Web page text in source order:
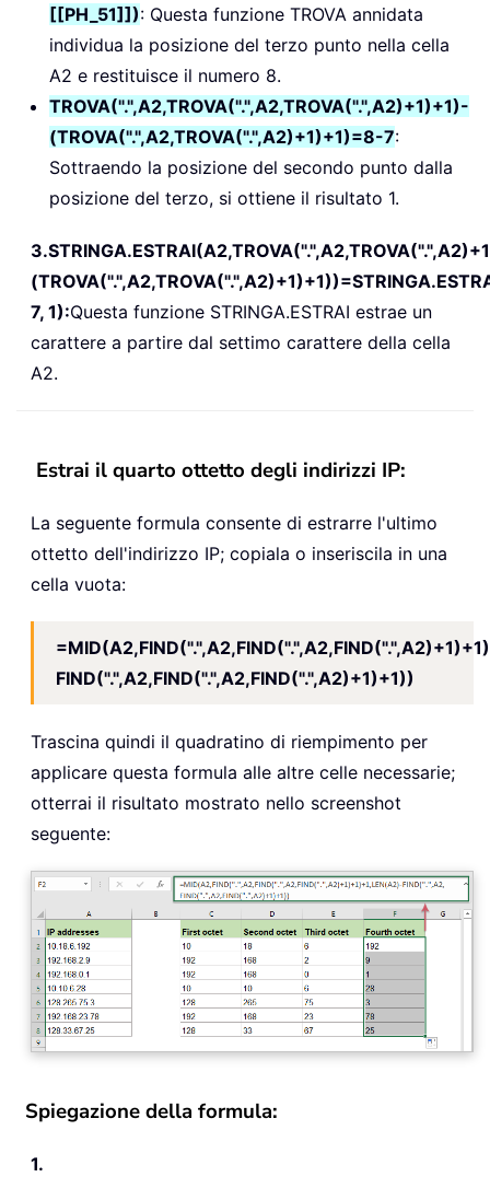
[[PH_51]]): Questa funzione TROVA annidata
individua la posizione del terzo punto nella cella
A2 e restituisce il numero 8.
TROVA(".",A2,TROVA(".",A2,TROVA(".",A2)+1)+1)-
(TROVA(".",A2,TROVA(".",A2)+1)+1)=8-7:
Sottraendo la posizione del secondo punto dalla
posizione del terzo, si ottiene il risultato 1.
7, 1):Questa funzione STRINGA.ESTRAI estrae un
carattere a partire dal settimo carattere della cella
A2.
Estrai il quarto ottetto degli indirizzi IP:
La seguente formula consente di estrarre l'ultimo
ottetto dell'indirizzo IP; copiala o inseriscila in una
cella vuota:
FIND(".",A2,FIND(".",A2,FIND(".",A2)+1)+1))
Trascina quindi il quadratino di riempimento per
applicare questa formula alle altre celle necessarie;
otterrai il risultato mostrato nello screenshot
seguente:
Spiegazione della formula:
1.